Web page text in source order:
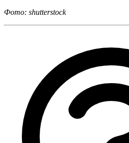
Фото: shutterstock